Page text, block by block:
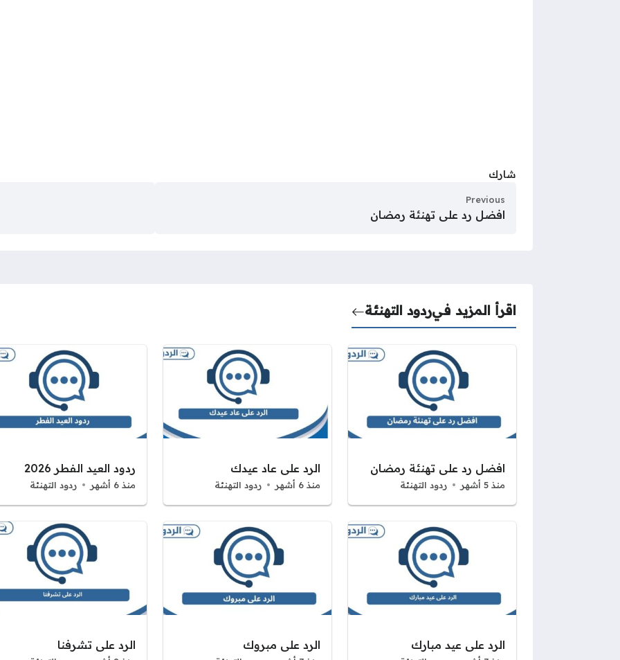
شارك
Previous
افضل رد على تهنئة رمضان
اقرأ المزيد فيردود التهنئة
افضل رد على تهنئة رمضان
منذ 5 أشهر ردود التهنئة
الرد على عاد عيدك
منذ 6 أشهر ردود التهنئة
ردود العيد الفطر 2026
منذ 6 أشهر ردود التهنئة
الرد على عيد مبارك الرد على مبروك الرد على تشرفنا